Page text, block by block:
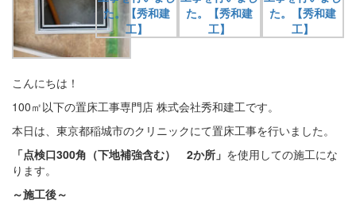
こんにちは！
100㎡以下の置床工事専門店 株式会社秀和建工です。
本日は、東京都稲城市のクリニックにて置床工事を行いました。
「点検口300角（下地補強含む） 2か所」 を使用しての施工にな
ります。
～施工後～